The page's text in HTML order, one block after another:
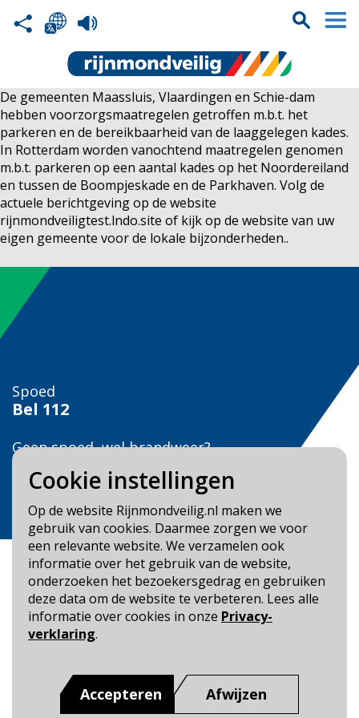
Cookie instellingen
Op de website Rijnmondveilig.nl maken we
gebruik van cookies. Daarmee zorgen we voor
een relevante website. We verzamelen ook
informatie over het gebruik van de website,
onderzoeken het bezoekersgedrag en gebruiken
deze data om de website te verbeteren. Lees alle
informatie over cookies in onze Privacy-
verklaring.
Accepteren Afwijzen
De gemeenten Maassluis, Vlaardingen en Schie-dam
hebben voorzorgsmaatregelen getroffen m.b.t. het
parkeren en de bereikbaarheid van de laaggelegen kades.
In Rotterdam worden vanochtend maatregelen genomen
m.b.t. parkeren op een aantal kades op het Noordereiland
en tussen de Boompjeskade en de Parkhaven. Volg de
actuele berichtgeving op de website
rijnmondveiligtest.lndo.site of kijk op de website van uw
eigen gemeente voor de lokale bijzonderheden..
Spoed
Bel 112
Geen spoed, wel brandweer?
Bel
Veilig Leven?
Bel 0900-8387
Blijf op de hoogte
Toegankelijkheid